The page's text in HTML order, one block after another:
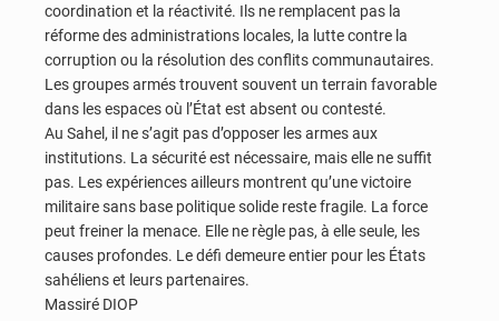
coordination et la réactivité. Ils ne remplacent pas la
réforme des administrations locales, la lutte contre la
corruption ou la résolution des conflits communautaires.
Les groupes armés trouvent souvent un terrain favorable
dans les espaces où l’État est absent ou contesté.
Au Sahel, il ne s’agit pas d’opposer les armes aux
institutions. La sécurité est nécessaire, mais elle ne suffit
pas. Les expériences ailleurs montrent qu’une victoire
militaire sans base politique solide reste fragile. La force
peut freiner la menace. Elle ne règle pas, à elle seule, les
causes profondes. Le défi demeure entier pour les États
sahéliens et leurs partenaires.
Massiré DIOP